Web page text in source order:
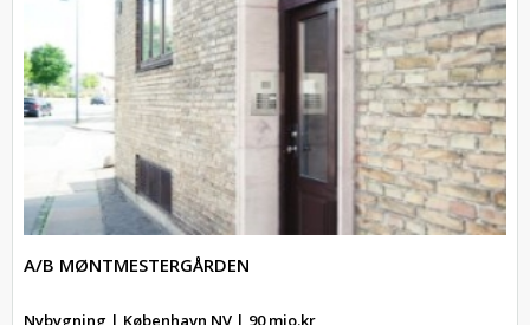
A/B MØNTMESTERGÅRDEN
Nybygning | København NV | 90 mio.kr